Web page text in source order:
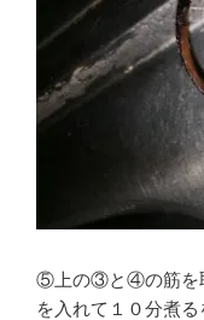
⑤上の③と④の筋を
を入れて１０分煮る